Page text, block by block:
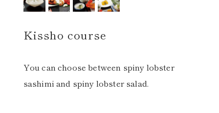
鉄板焼 ひかり
製薬会社・MR
企業情報
プライバシーポリシー
ご意見・お問合せ
Kissho course
You can choose between spiny lobster
sashimi and spiny lobster salad.